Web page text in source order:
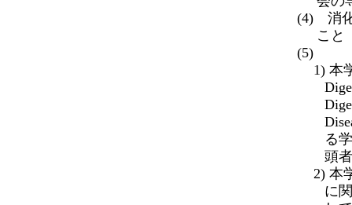
(4) 消化
こと
(5)
1) 本
る
頭
2) 本
に